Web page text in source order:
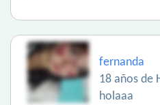
fernanda
18 años de
holaaa